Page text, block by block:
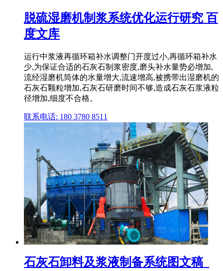
脱硫湿磨机制浆系统优化运行研究 百
度文库
运行中浆液再循环箱补水调整门开度过小,再循环箱补水
少,为保证合适的石灰石制浆密度,磨头补水量势必增加,
流经湿磨机筒体的水量增大,流速增高,被携带出湿磨机的
石灰石颗粒增加,石灰石研磨时间不够,造成石灰石浆液粒
径增加,细度不合格。
联系电话: 180 3780 8511
石灰石卸料及浆液制备系统图文稿_